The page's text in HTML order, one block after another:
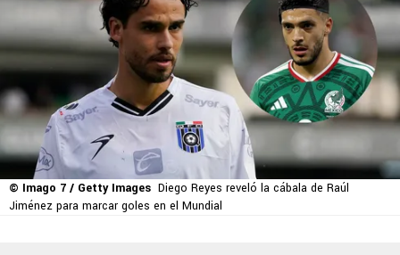
© Imago 7 / Getty Images Diego Reyes reveló la cábala de Raúl
Jiménez para marcar goles en el Mundial